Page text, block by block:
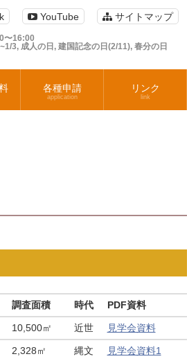
YouTube サイトマップ
〜16:00
3, 成人の日, 建国記念の日(2/11), 春分の日
各種申請
application
リンク
link
調査面積 時代 PDF資料
10,500㎡ 近世 見学会資料
2,328㎡ 縄文
見学会資料1